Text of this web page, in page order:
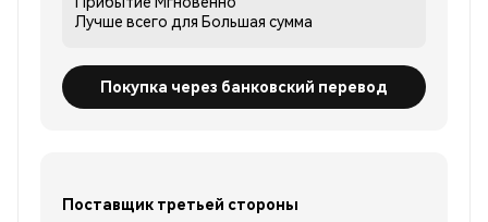
Лучше всего для Большая сумма
Покупка через банковский перевод
Поставщик третьей стороны